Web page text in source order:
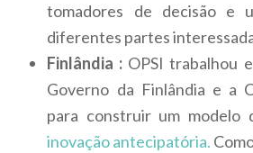
tomadores de decisão e
diferentes partes
Finlândia : OPSI trabalhou
Governo da Finlândia e a
para construir um modelo
inovação antecipatória.